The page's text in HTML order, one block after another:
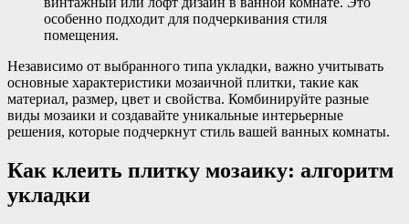
особенно подходит для подчеркивания стиля
помещения.
Независимо от выбранного типа укладки, важно учитывать
основные характеристики мозаичной плитки, такие как
материал, размер, цвет и свойства. Комбинируйте разные
виды мозаики и создавайте уникальные интерьерные
решения, которые подчеркнут стиль вашей ванных комнаты.
Как клеить плитку мозаику: алгоритм
укладки